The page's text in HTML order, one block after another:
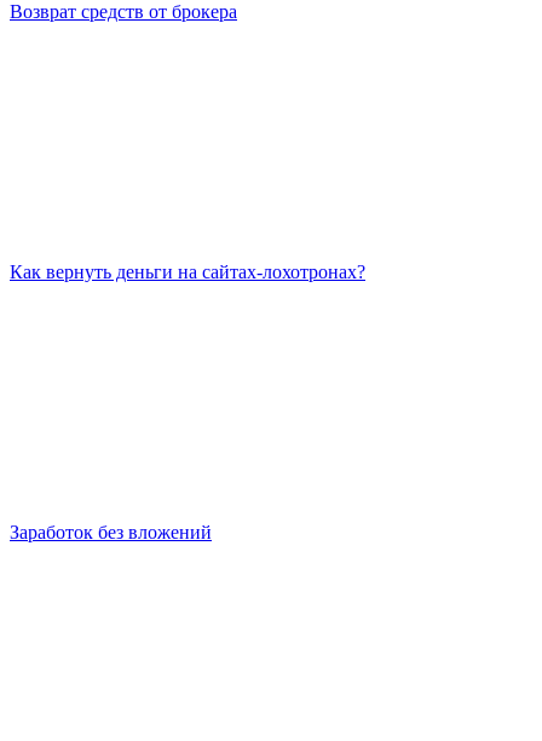
Возврат средств от брокера
Как вернуть деньги на сайтах-лохотронах?
Заработок без вложений